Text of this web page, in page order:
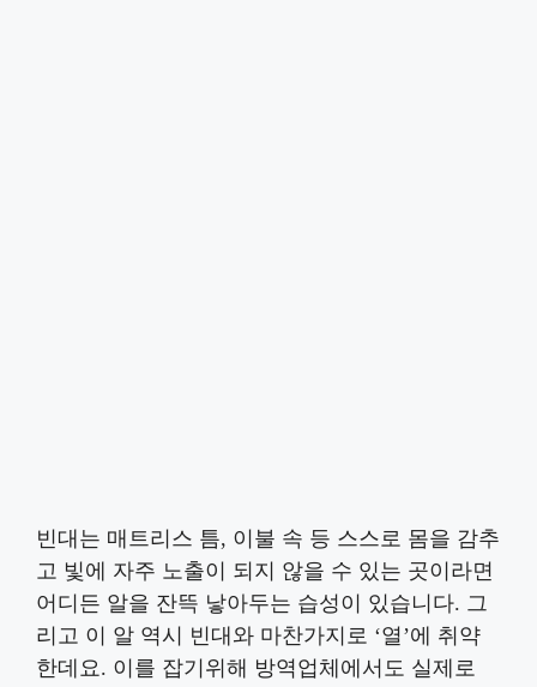
빈대는 매트리스 틈, 이불 속 등 스스로 몸을 감추
고 빛에 자주 노출이 되지 않을 수 있는 곳이라면
어디든 알을 잔뜩 낳아두는 습성이 있습니다. 그
리고 이 알 역시 빈대와 마찬가지로 ‘열’에 취약
한데요. 이를 잡기위해 방역업체에서도 실제로